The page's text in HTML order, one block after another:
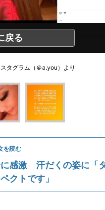
戻る
タグラム（＠a.you）より
を読む
感激 汗だくの姿に「
クトです」